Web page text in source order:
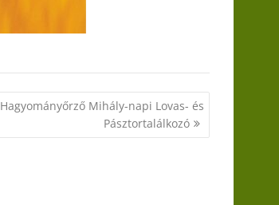
Hagyományőrző Mihály-napi Lovas- és
Pásztortalálkozó